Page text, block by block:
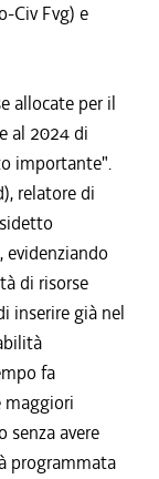
Civ Fvg) e
allocate per il
al 2024 di
importante".
relatore di
evidenziando
di risorse
inserire già nel
fa
maggiori
avere
programmata